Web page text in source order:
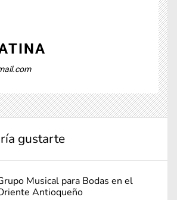
gustarte
Musical para Bodas en el
Antioqueño